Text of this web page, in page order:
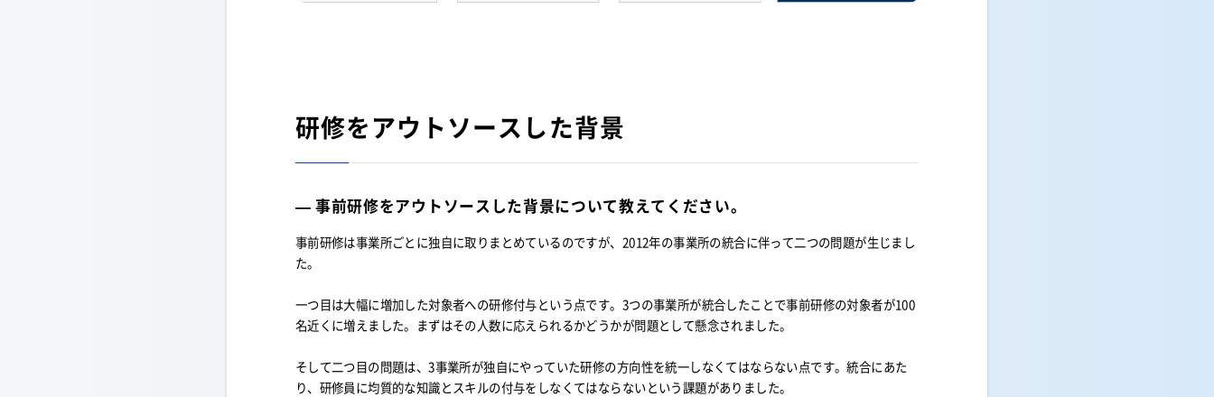
研修をアウトソースした背景
— 事前研修をアウトソースした背景について教えてください。
事前研修は事業所ごとに独自に取りまとめているのですが、2012年の事業所の統合に伴って二つの問題が生じまし
た。
一つ目は大幅に増加した対象者への研修付与という点です。3つの事業所が統合したことで事前研修の対象者が100
名近くに増えました。まずはその人数に応えられるかどうかが問題として懸念されました。
そして二つ目の問題は、3事業所が独自にやっていた研修の方向性を統一しなくてはならない点です。統合にあた
り、研修員に均質的な知識とスキルの付与をしなくてはならないという課題がありました。